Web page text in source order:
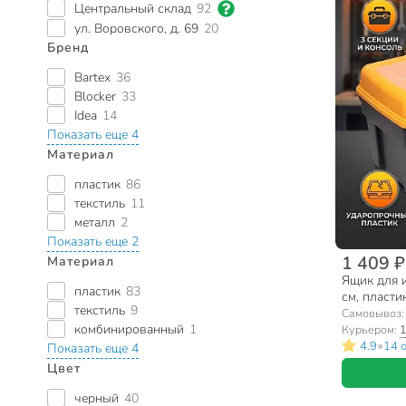
Центральный склад 92
ул. Воровского, д. 69 20
Бренд
Bartex 36
Blocker 33
Idea 14
Показать еще 4
Материал
пластик 86
текстиль 11
металл 2
Показать еще 2
Материал
пластик 83
текстиль 9
комбинированный 1
Показать еще 4
Цвет
черный 40
1 409 ₽
Ящик для
см,
замок,
Самовывоз:
Курьером:
4.9•14